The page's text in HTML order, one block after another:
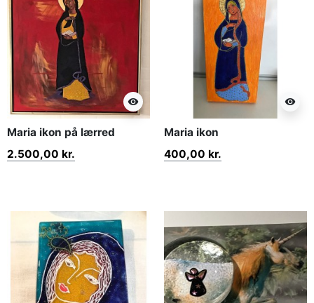
visibility
Maria ikon på lærred
2.500,00 kr.
visibility
Maria ikon
400,00 kr.